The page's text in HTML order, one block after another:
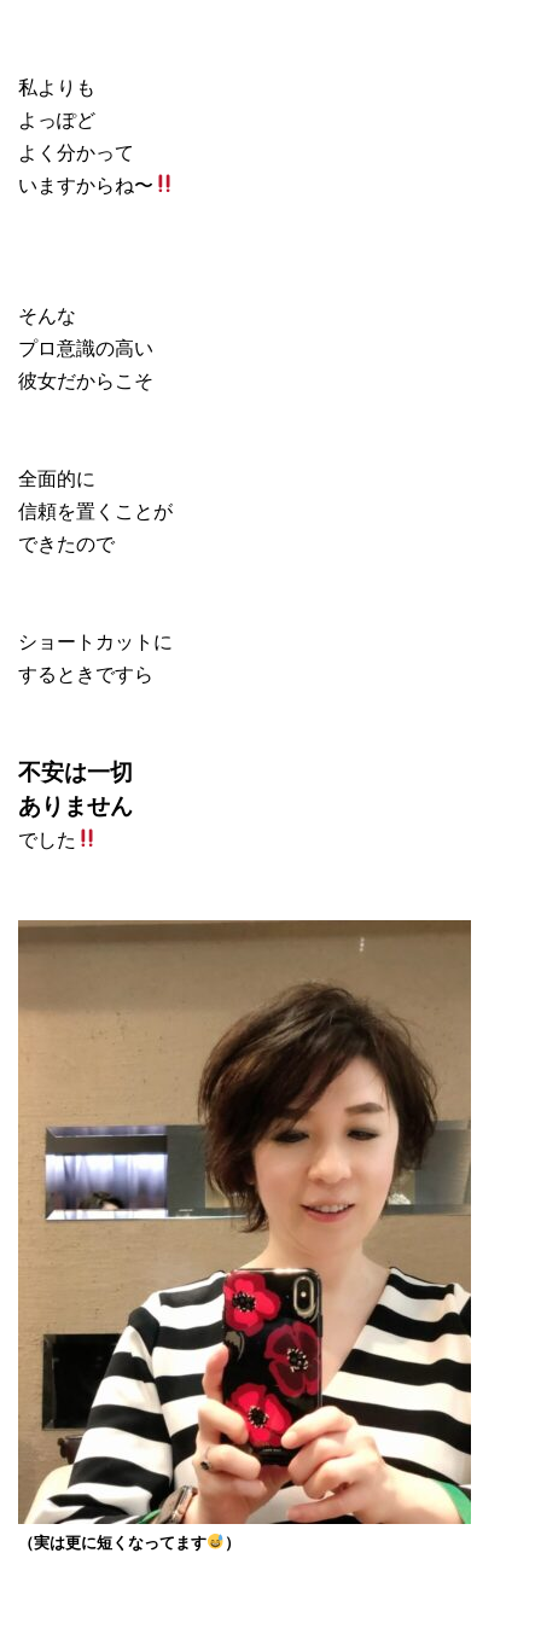
私よりも
よっぽど
よく分かって
いますからね〜
そんな
プロ意識の高い
彼女だからこそ
全面的に
信頼を置くことが
できたので
ショートカットに
するときですら
不安は一切
ありません
でした
（実は更に短くなってます ）